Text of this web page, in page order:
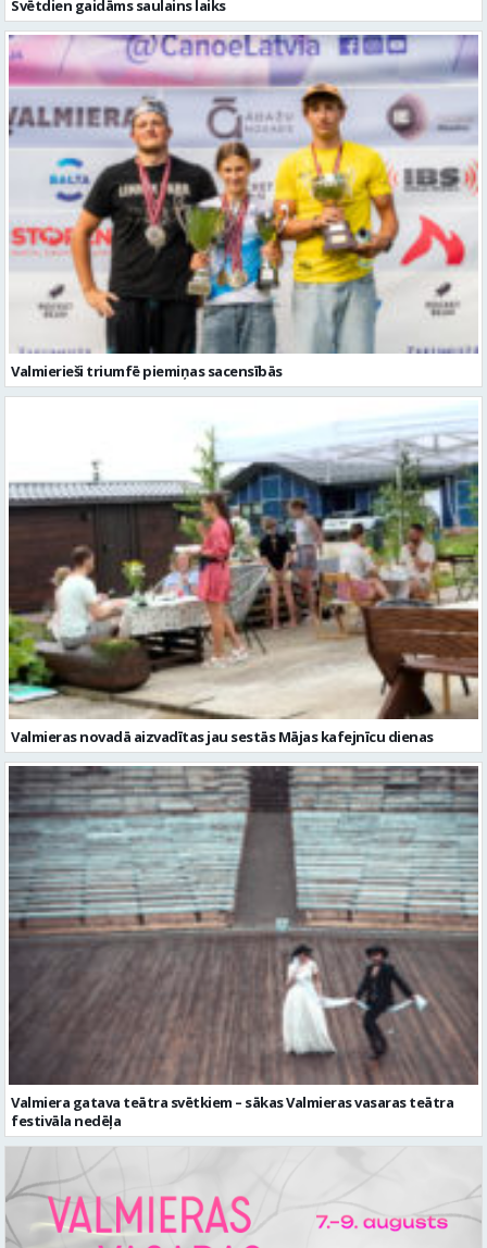
Svētdien gaidāms saulains laiks
Valmierieši triumfē piemiņas sacensībās
Valmieras novadā aizvadītas jau sestās Mājas kafejnīcu dienas
Valmiera gatava teātra svētkiem – sākas Valmieras vasaras teātra
festivāla nedēļa